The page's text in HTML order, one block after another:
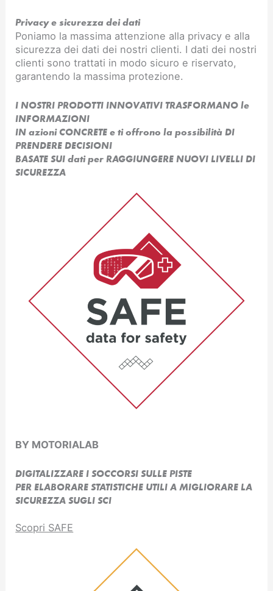
Privacy e sicurezza dei dati
Poniamo la massima attenzione alla privacy e alla
sicurezza dei dati dei nostri clienti. I dati dei nostri
clienti sono trattati in modo sicuro e riservato,
garantendo la massima protezione.
I NOSTRI PRODOTTI INNOVATIVI TRASFORMANO le
INFORMAZIONI
IN azioni CONCRETE e ti offrono la possibilità DI
PRENDERE DECISIONI
BASATE SUI dati per RAGGIUNGERE NUOVI LIVELLI DI
SICUREZZA
BY MOTORIALAB
DIGITALIZZARE I SOCCORSI SULLE PISTE
PER ELABORARE STATISTICHE UTILI A MIGLIORARE LA
SICUREZZA SUGLI SCI
Scopri SAFE